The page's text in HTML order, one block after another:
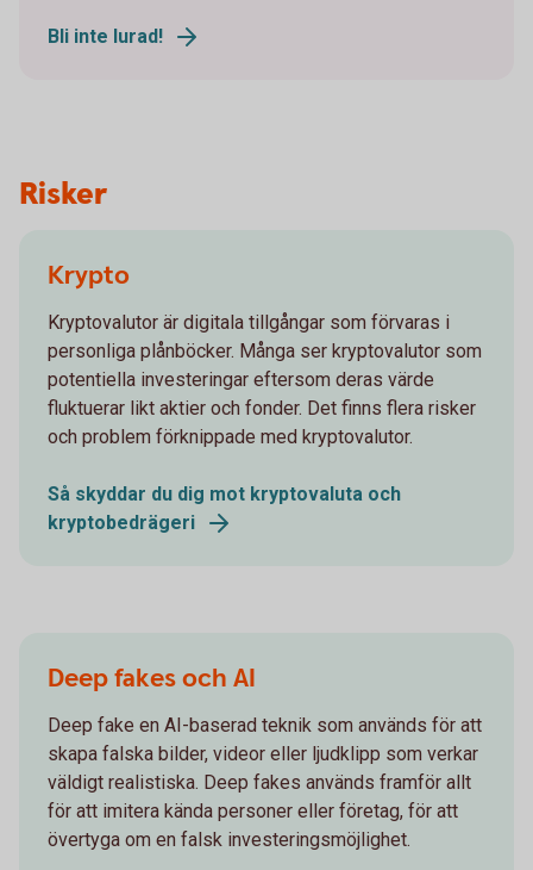
Bli inte lurad!
Risker
Krypto
Kryptovalutor är digitala tillgångar som förvaras i
personliga plånböcker. Många ser kryptovalutor som
potentiella investeringar eftersom deras värde
fluktuerar likt aktier och fonder. Det finns flera risker
och problem förknippade med kryptovalutor.
Så skyddar du dig mot kryptovaluta och
kryptobedrägeri
Deep fakes och AI
Deep fake en AI-baserad teknik som används för att
skapa falska bilder, videor eller ljudklipp som verkar
väldigt realistiska. Deep fakes används framför allt
för att imitera kända personer eller företag, för att
övertyga om en falsk investeringsmöjlighet.